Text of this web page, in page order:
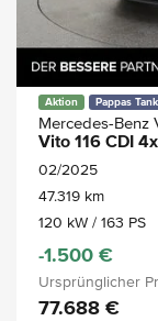
Aktion Pappas
Mercedes-Benz
Vito 116 CDI
02/2025
47.319 km
120 kW / 163 PS
-1.500 €
Ursprünglicher
77.688 €